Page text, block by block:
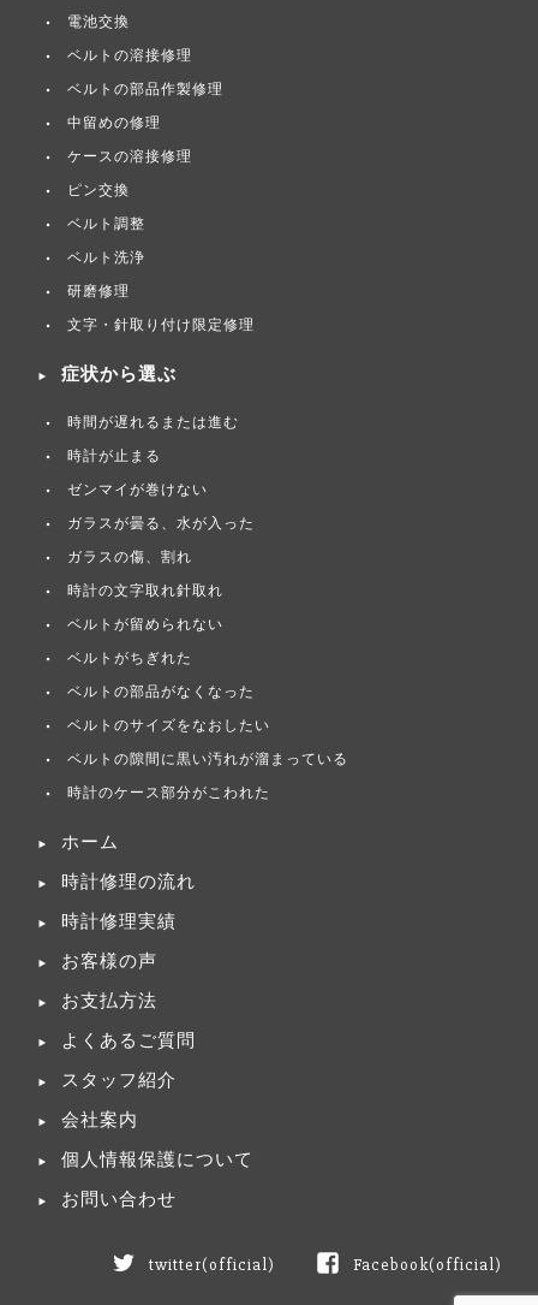
電池交換
ベルトの溶接修理
ベルトの部品作製修理
中留めの修理
ケースの溶接修理
ピン交換
ベルト調整
ベルト洗浄
研磨修理
文字・針取り付け限定修理
症状から選ぶ
時間が遅れるまたは進む
時計が止まる
ゼンマイが巻けない
ガラスが曇る、水が入った
ガラスの傷、割れ
時計の文字取れ針取れ
ベルトが留められない
ベルトがちぎれた
ベルトの部品がなくなった
ベルトのサイズをなおしたい
ベルトの隙間に黒い汚れが溜まっている
時計のケース部分がこわれた
ホーム
時計修理の流れ
時計修理実績
お客様の声
お支払方法
よくあるご質問
スタッフ紹介
会社案内
個人情報保護について
お問い合わせ
twitter(official) Facebook(official)